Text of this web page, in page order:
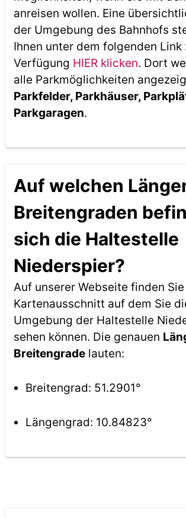
anreisen wollen. Eine
der Umgebung des Bahnhofs
Ihnen unter dem folgenden Link
Verfügung HIER klicken. Dort
alle Parkmöglichkeiten
Parkfelder, Parkhäuser,
Parkgaragen.
Auf welchen
Breitengraden
sich die Haltestelle
Niederspier?
Auf unserer Webseite finden
Kartenausschnitt auf dem Sie
Umgebung der Haltestelle
sehen können. Die genauen
Breitengradelauten:
Breitengrad: 51.2901°
Längengrad: 10.84823°